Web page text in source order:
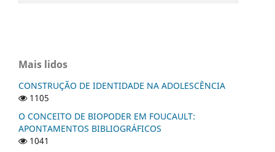
Mais lidos
CONSTRUÇÃO DE IDENTIDADE NA ADOLESCÊNCIA
1105
O CONCEITO DE BIOPODER EM FOUCAULT:
APONTAMENTOS BIBLIOGRÁFICOS
1041